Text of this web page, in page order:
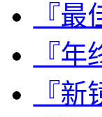
『
『
『